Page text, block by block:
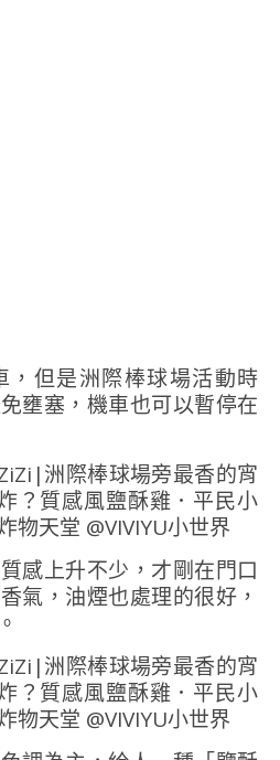
，但是洲際棒球場活動時
壅塞，機車也可以暫停在
感上升不少，才剛在門口
氣，油煙也處理的很好，